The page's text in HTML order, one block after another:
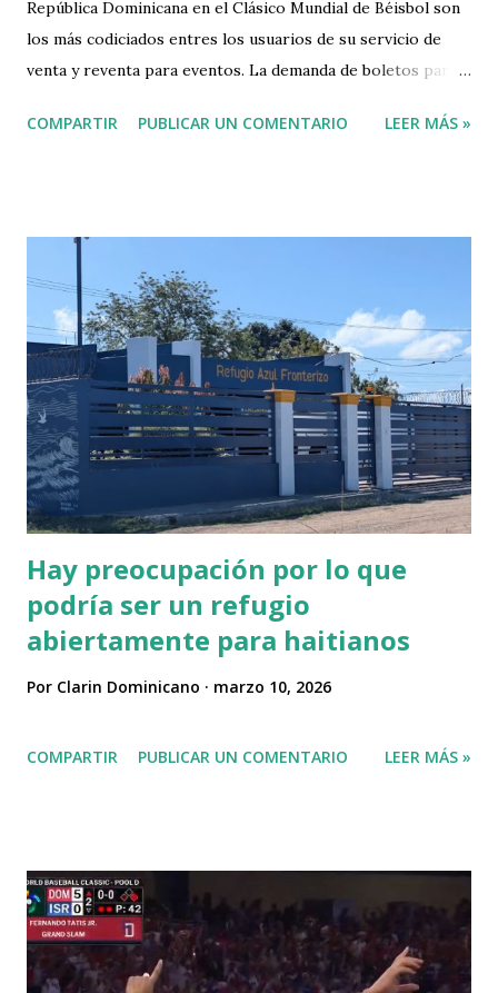
República Dominicana en el Clásico Mundial de Béisbol son
los más codiciados entres los usuarios de su servicio de
venta y reventa para eventos. La demanda de boletos para
superior a la de Estados Unidos. 🔥 Según el portal
de RD es un 10% superior a la de Japón…
pic.twitter.com/Zgt1ITJw6A — ESPN.com.do🇩🇴
(@ESPN_DO) March 10, 2026
COMPARTIR PUBLICAR UN COMENTARIO LEER MÁS »
Hay preocupación por lo que
podría ser un refugio
abiertamente para haitianos
Por Clarin Dominicano marzo 10, 2026
COMPARTIR PUBLICAR UN COMENTARIO LEER MÁS »